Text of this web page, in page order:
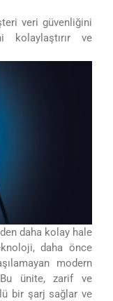
veri güvenliğini
kolaylaştırır ve
daha kolay hale
daha önce
modern
Bu ünite, zarif ve
bir şarj sağlar ve